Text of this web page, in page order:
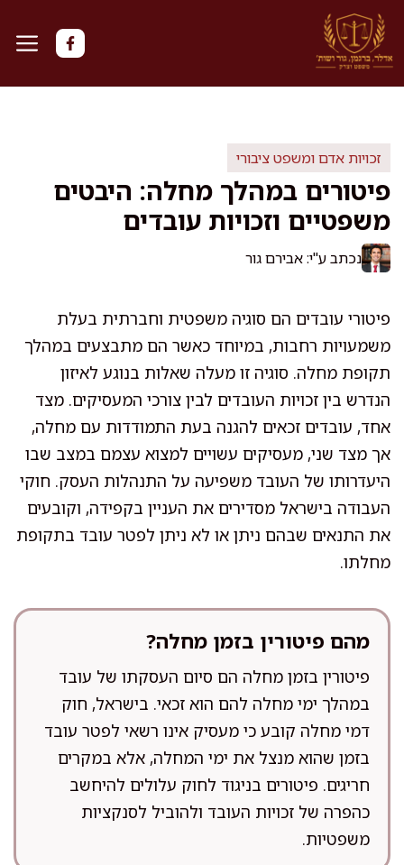
לדלג
לתוכן
זכויות אדם ומשפט ציבורי
פיטורים במהלך מחלה: היבטים
משפטיים וזכויות עובדים
נכתב ע"י: אבירם גור
פיטורי עובדים הם סוגיה משפטית וחברתית בעלת
משמעויות רחבות, במיוחד כאשר הם מתבצעים במהלך
תקופת מחלה. סוגיה זו מעלה שאלות בנוגע לאיזון
הנדרש בין זכויות העובדים לבין צורכי המעסיקים. מצד
אחד, עובדים זכאים להגנה בעת התמודדות עם מחלה,
אך מצד שני, מעסיקים עשויים למצוא עצמם במצב שבו
היעדרותו של העובד משפיעה על התנהלות העסק. חוקי
העבודה בישראל מסדירים את העניין בקפידה, וקובעים
את התנאים שבהם ניתן או לא ניתן לפטר עובד בתקופת
מחלתו.
מהם פיטורין בזמן מחלה?
פיטורין בזמן מחלה הם סיום העסקתו של עובד
במהלך ימי מחלה להם הוא זכאי. בישראל, חוק
דמי מחלה קובע כי מעסיק אינו רשאי לפטר עובד
בזמן שהוא מנצל את ימי המחלה, אלא במקרים
חריגים. פיטורים בניגוד לחוק עלולים להיחשב
כהפרה של זכויות העובד ולהוביל לסנקציות
משפטיות.